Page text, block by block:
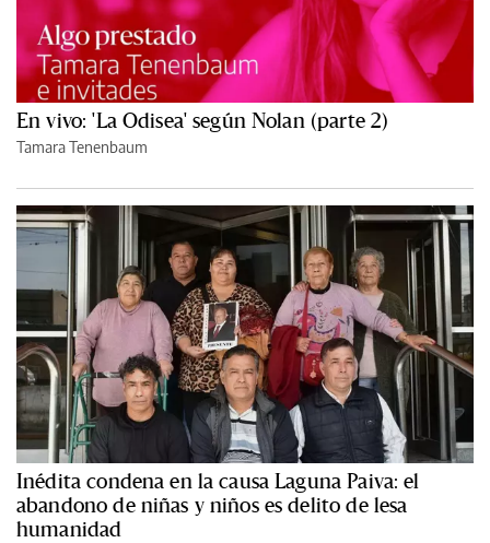
En vivo: 'La Odisea' según Nolan (parte 2)
Tamara Tenenbaum
Inédita condena en la causa Laguna Paiva: el
abandono de niñas y niños es delito de lesa
humanidad